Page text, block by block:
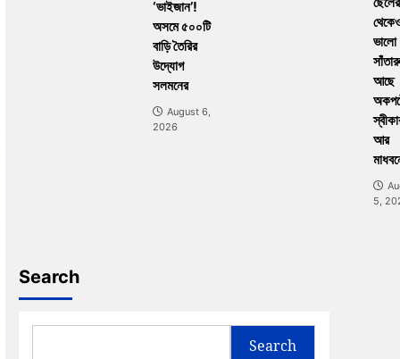
‘ভাইজান’!
অসমে ৫০০টি
বাড়ি তৈরির
উদ্যোগ
সলমনের
August 6,
2026
ভালো
সাঁতারু
আছে
আর
5,
Search
Search